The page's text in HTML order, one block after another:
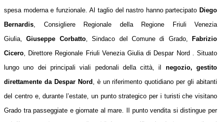
spesa moderna e funzionale.Al taglio del nastro hanno partecipato Diego
Bernardis , Consigliere Regionale della Regione Friuli Venezia
Giulia,Giuseppe Corbatto, Sindaco del Comune di Grado,
Fabrizio
Cicero , Direttore Regionale Friuli Venezia Giulia di Despar Nord . Situato
lungo uno dei principali viali pedonali della città, il negozio, gestito
direttamente da Despar Nord
, è un riferimento quotidiano per gli abitanti
del centro e, durante l’estate, un punto strategico per i turisti che visitano
Grado tra passeggiate e giornate al mare.
Il punto vendita si distingue per